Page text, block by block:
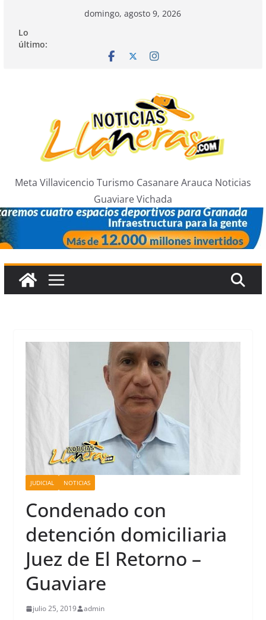
contenido
domingo, agosto 9, 2026
Lo
último:
Meta Villavicencio Turismo Casanare Arauca Noticias
Guaviare Vichada
JUDICIAL NOTICIAS
Condenado con
detención domiciliaria
Juez de El Retorno –
Guaviare
julio 25, 2019 admin